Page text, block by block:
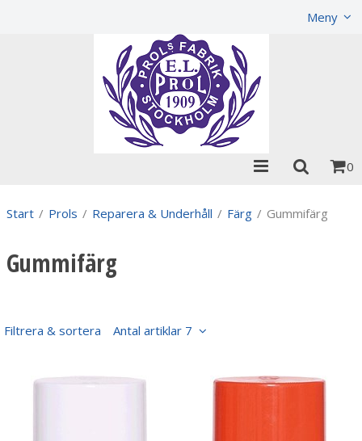
Meny
0
Start / Prols / Reparera & Underhåll / Färg / Gummifärg
Gummifärg
Filtrera & sortera Antal artiklar 7